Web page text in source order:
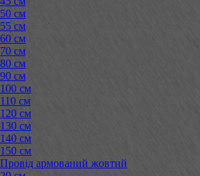
50 см
55 см
60 см
70 см
80 см
90 см
100 см
110 см
120 см
130 см
140 см
150 см
Провід армований жовтий